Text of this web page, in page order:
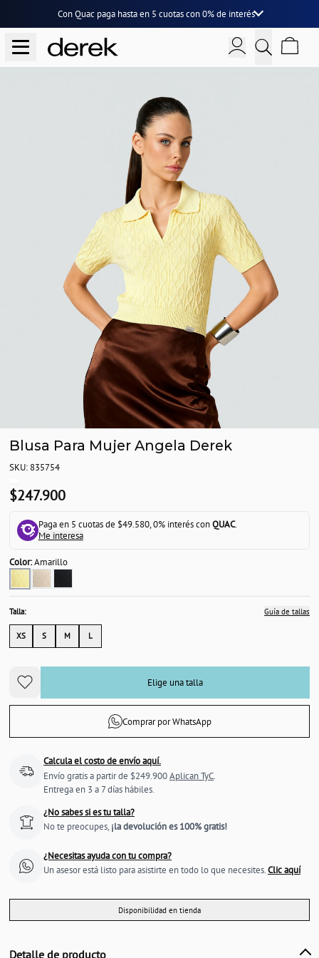
Con Quac paga hasta en 5 cuotascon0% de interés
Blusa Para Mujer Angela Derek
SKU: 835754
$247.900
Paga en 5 cuotas de $49.580, 0% interés conQUAC.
Me interesa
Color:Amarillo
Talla: Guía de tallas
XS S M L
Elige una talla
Comprar por WhatsApp
Calcula el costo de envío aquí.
Envío gratis a partir de $249.900Aplican TyC.
Entrega en 3 a 7 días hábiles.
¿No sabes si es tu talla?
No te preocupes, ¡la devolución es 100% gratis!
¿Necesitas ayuda con tu compra?
Un asesor está listo para asistirte en todo lo que necesites.Clic aquí
Disponibilidad en tienda
Detalle de producto